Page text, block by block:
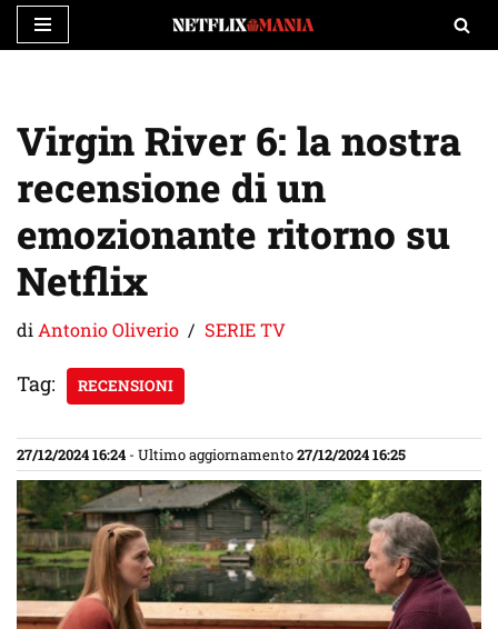
contenuto
Virgin River 6: la nostra
recensione di un
emozionante ritorno su
Netflix
di Antonio Oliverio SERIE TV
Tag: RECENSIONI
27/12/2024 16:24 - Ultimo aggiornamento27/12/2024 16:25